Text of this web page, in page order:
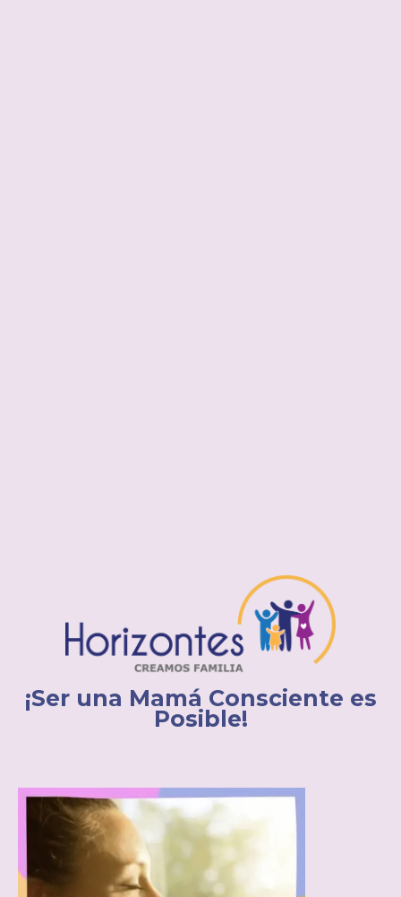
¡Ser una Mamá Consciente es
Posible!